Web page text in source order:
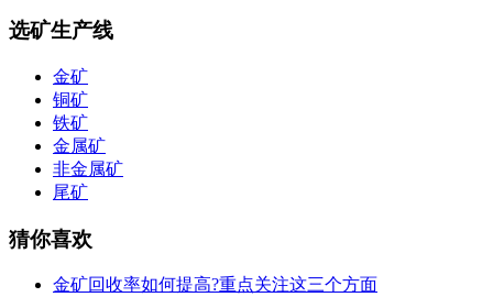
选矿生产线
金矿
铜矿
铁矿
金属矿
非金属矿
尾矿
猜你喜欢
金矿回收率如何提高?重点关注这三个方面